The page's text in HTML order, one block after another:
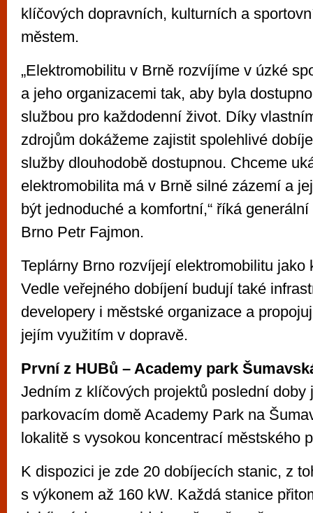
klíčových dopravních, kulturních a
městem.
„Elektromobilitu v Brně rozvíjíme v úzké
a jeho organizacemi tak, aby byla
službou pro každodenní život. Díky
zdrojům dokážeme zajistit spolehlivé
služby dlouhodobě dostupnou. Chceme
elektromobilita má v Brně silné zázemí a
být jednoduché a komfortní,“ říká
Brno Petr Fajmon.
Teplárny Brno rozvíjejí elektromobilitu jako
Vedle veřejného dobíjení budují také
developery i městské organizace a
jejím využitím v dopravě.
První z HUBů – Academy park
Jedním z klíčových projektů poslední doby
parkovacím domě Academy Park na
lokalitě s vysokou koncentrací městského
K dispozici je zde 20 dobíjecích stanic, z
s výkonem až 160 kW. Každá stanice